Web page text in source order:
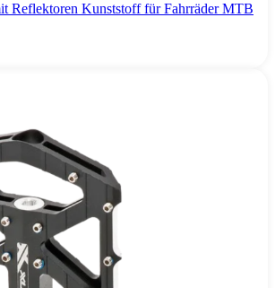
Reflektoren Kunststoff für Fahrräder MTB